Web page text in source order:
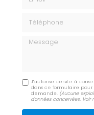
Téléphone
Message
J'autorise ce site à
dans ce formulaire
demande. (Aucune
données concervées. Voir